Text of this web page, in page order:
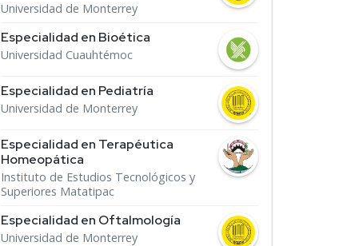
Universidad de Monterrey
Especialidad en Bioética
Universidad Cuauhtémoc
Especialidad en Pediatría
Universidad de Monterrey
Especialidad en Terapéutica
Homeopática
Instituto de Estudios Tecnológicos y
Superiores Matatipac
Especialidad en Oftalmología
Universidad de Monterrey